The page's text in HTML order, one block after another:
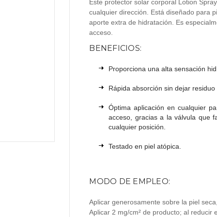
Este protector solar corporal Lotion
cualquier dirección. Está diseñado para
aporte extra de hidratación. Es
acceso.
BENEFICIOS:
Proporciona una alta sensación
Rápida absorción sin dejar residuo
Óptima aplicación en cualquier
acceso, gracias a la válvula que
cualquier posición.
Testado en piel atópica.
MODO DE EMPLEO:
Aplicar generosamente sobre la piel
Aplicar 2 mg/cm² de producto; al